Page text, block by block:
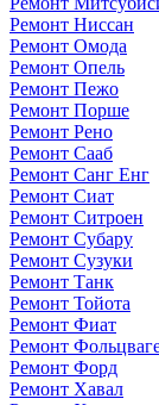
Ремонт Ниссан
Ремонт Омода
Ремонт Опель
Ремонт Пежо
Ремонт Порше
Ремонт Рено
Ремонт Сааб
Ремонт Санг Енг
Ремонт Сиат
Ремонт Ситроен
Ремонт Субару
Ремонт Сузуки
Ремонт Танк
Ремонт Тойота
Ремонт Фиат
Ремонт
Ремонт Форд
Ремонт Хавал